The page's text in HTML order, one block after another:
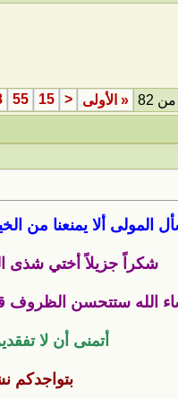
« الأولى <
15
55
المولى ألا يمنعنا من
شكراً جزيلاً أختي شذى
الله ستتحسن الظروف
أتمنى أن لا
بتواجدكم